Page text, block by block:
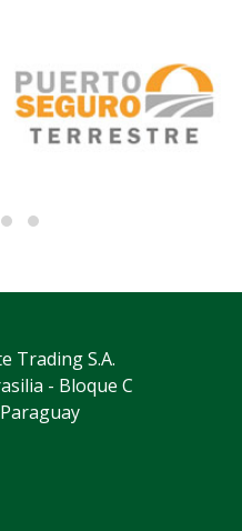
Trading S.A.
- Bloque C